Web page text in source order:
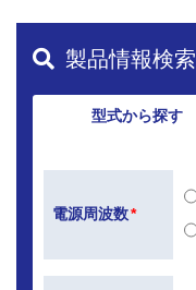
製品情報検索
型式から探す
電源周波数*